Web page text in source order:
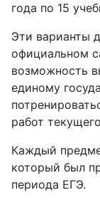
года по 15
Эти варианты
официальном
возможность
единому
работ
Каждый
который был
периода ЕГЭ.